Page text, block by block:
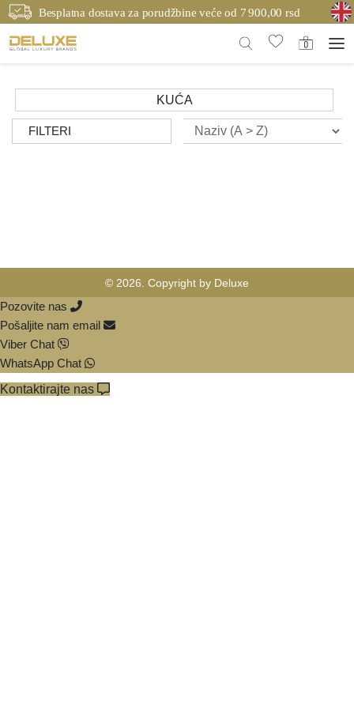
Besplatna dostava za porudžbine veće od 7 900,00 rsd
KUĆA
FILTERI
© 2026. Copyright by Deluxe
Pozovite nas
Pošaljite nam email
Viber Chat
WhatsApp Chat
Kontaktirajte nas